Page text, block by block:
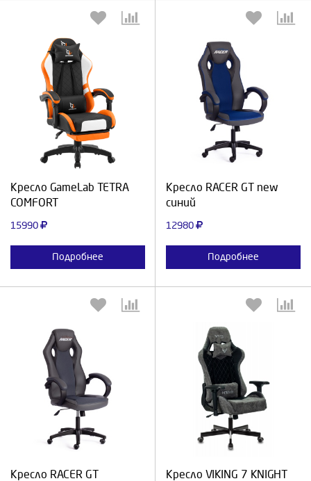
Кресло GameLab TETRA
COMFORT
15990
Подробнее
Выберите количество:
Продолжить
Кресло RACER GT new
синий
12980
Подробнее
Выберите количество:
Кресло RACER GT
Выберите количество:
Кресло VIKING 7 KNIGHT
Выберите количество: